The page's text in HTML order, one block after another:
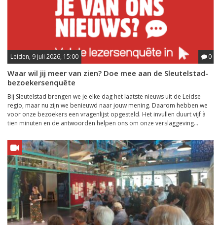
Leiden, 9 juli 2026, 15:00 0
Waar wil jij meer van zien? Doe mee aan de Sleutelstad-
bezoekersenquête
Bij Sleutelstad brengen we je elke dag het laatste nieuws uit de Leidse
regio, maar nu zijn we benieuwd naar jouw mening. Daarom hebben we
voor onze bezoekers een vragenlijst opgesteld. Het invullen duurt vijf à
tien minuten en de antwoorden helpen ons om onze verslaggeving...